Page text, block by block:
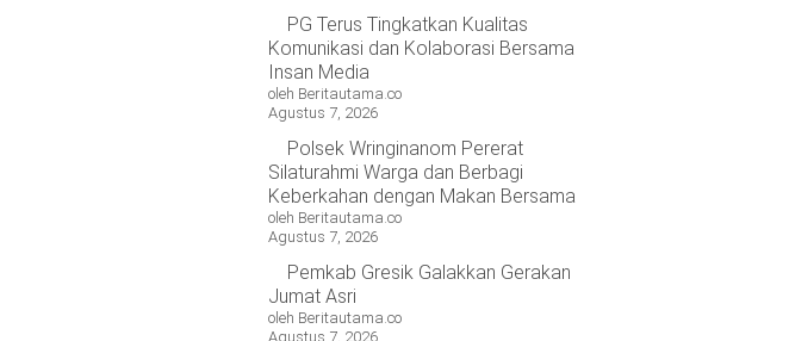
PG Terus Tingkatkan Kualitas
Komunikasi dan Kolaborasi Bersama
Insan Media
oleh Beritautama.co
Agustus 7, 2026
Polsek Wringinanom Pererat
Silaturahmi Warga dan Berbagi
Keberkahan dengan Makan Bersama
oleh Beritautama.co
Agustus 7, 2026
Pemkab Gresik Galakkan Gerakan
Jumat Asri
oleh Beritautama.co
Agustus 7, 2026